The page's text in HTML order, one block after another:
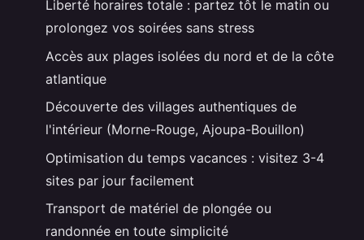
Liberté horaires totale : partez tôt le matin ou
prolongez vos soirées sans stress
Accès aux plages isolées du nord et de la côte
atlantique
Découverte des villages authentiques de
l'intérieur (Morne-Rouge, Ajoupa-Bouillon)
Optimisation du temps vacances : visitez 3-4
sites par jour facilement
Transport de matériel de plongée ou
randonnée en toute simplicité